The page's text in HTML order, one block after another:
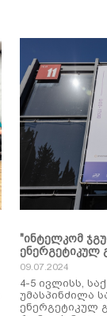
"ინტელკომ
ენერგეტიკულ
09.07.2024
4-5 ივლისს,
უმასპინძილა
ენერგეტიკულ